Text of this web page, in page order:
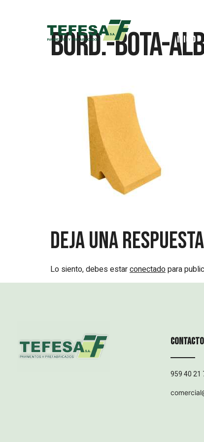
Inicio
Bord.-Bota-
Deja una respuesta
Lo siento, debes estarconectadopara
Contacto
959 40 21